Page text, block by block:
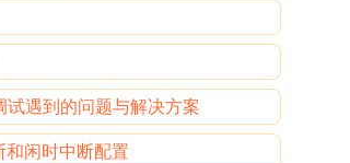
遇到的问题与解决方案
闲时中断配置